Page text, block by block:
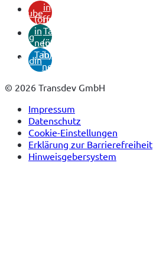
youtubein
neuem
Tab)
xing
(öffnet
in
neuem
Tab)
linkedin
(öffnet
in
neuem
© 2026 Transdev GmbH
Impressum
Datenschutz
Cookie-Einstellungen
Erklärung zur Barrierefreiheit
Hinweisgebersystem